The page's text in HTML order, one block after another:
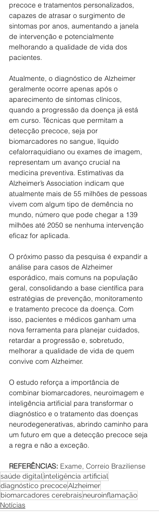
precoce e tratamentos personalizados,
capazes de atrasar o surgimento de
sintomas por anos, aumentando a janela
de intervenção e potencialmente
melhorando a qualidade de vida dos
pacientes.
Atualmente, o diagnóstico de Alzheimer
geralmente ocorre apenas após o
aparecimento de sintomas clínicos,
quando a progressão da doença já está
em curso. Técnicas que permitam a
detecção precoce, seja por
biomarcadores no sangue, líquido
cefalorraquidiano ou exames de imagem,
representam um avanço crucial na
medicina preventiva. Estimativas da
Alzheimer’s Association indicam que
atualmente mais de 55 milhões de pessoas
vivem com algum tipo de demência no
mundo, número que pode chegar a 139
milhões até 2050 se nenhuma intervenção
eficaz for aplicada.
O próximo passo da pesquisa é expandir a
análise para casos de Alzheimer
esporádico, mais comuns na população
geral, consolidando a base científica para
estratégias de prevenção, monitoramento
e tratamento precoce da doença. Com
isso, pacientes e médicos ganham uma
nova ferramenta para planejar cuidados,
retardar a progressão e, sobretudo,
melhorar a qualidade de vida de quem
convive com Alzheimer.
O estudo reforça a importância de
combinar biomarcadores, neuroimagem e
inteligência artificial para transformar o
diagnóstico e o tratamento das doenças
neurodegenerativas, abrindo caminho para
um futuro em que a detecção precoce seja
a regra e não a exceção.
REFERÊNCIAS: Exame, Correio Braziliense
saúde digitalinteligência artificial
diagnóstico precoceAlzheimer
biomarcadores cerebraisneuroinflamação
Notícias